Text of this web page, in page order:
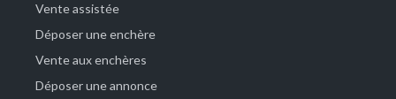
Vente assistée
Déposer une enchère
Vente aux enchères
Déposer une annonce